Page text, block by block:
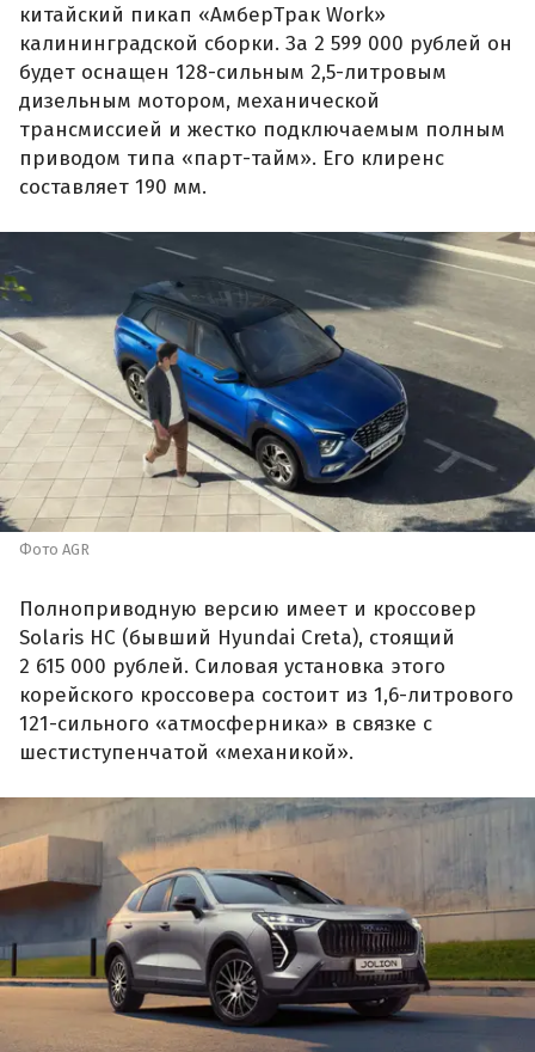
китайский пикап «АмберТрак Work»
калининградской сборки. За 2 599 000 рублей он
будет оснащен 128-сильным 2,5-литровым
дизельным мотором, механической
трансмиссией и жестко подключаемым полным
приводом типа «парт-тайм». Его клиренс
составляет 190 мм.
Фото AGR
Полноприводную версию имеет и кроссовер
Solaris HC (бывший Hyundai Creta), стоящий
2 615 000 рублей. Силовая установка этого
корейского кроссовера состоит из 1,6-литрового
121-сильного «атмосферника» в связке с
шестиступенчатой «механикой».